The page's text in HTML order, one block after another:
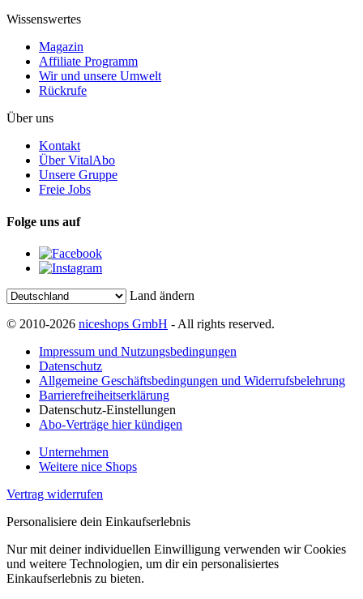
Wissenswertes
Magazin
Affiliate Programm
Wir und unsere Umwelt
Rückrufe
Über uns
Kontakt
Über VitalAbo
Unsere Gruppe
Freie Jobs
Folge uns auf
Land ändern
© 2010-2026 niceshops GmbH - All rights reserved.
Impressum und Nutzungsbedingungen
Datenschutz
Allgemeine Geschäftsbedingungen und Widerrufsbelehrung
Barrierefreiheitserklärung
Datenschutz-Einstellungen
Abo-Verträge hier kündigen
Unternehmen
Weitere nice Shops
Vertrag widerrufen
Personalisiere dein Einkaufserlebnis
Nur mit deiner individuellen Einwilligung verwenden wir Cookies
und weitere Technologien, um dir ein personalisiertes
Einkaufserlebnis zu bieten.